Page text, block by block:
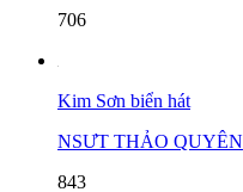
706
Kim Sơn biển hát
NSƯT THẢO QUYÊN
843